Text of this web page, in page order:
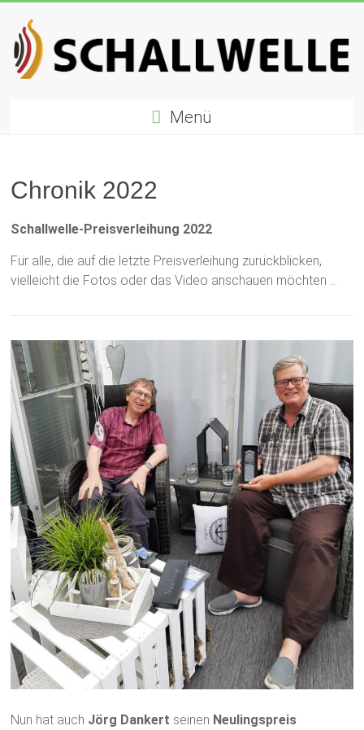
Inhalt
springen
Preis
für
Elektronische
Menü
Chronik 2022
Schallwelle-Preisverleihung 2022
Für alle, die auf die letzte Preisverleihung zurückblicken,
vielleicht die Fotos oder das Video anschauen möchten …
Nun hat auch Jörg Dankert seinen Neulingspreis